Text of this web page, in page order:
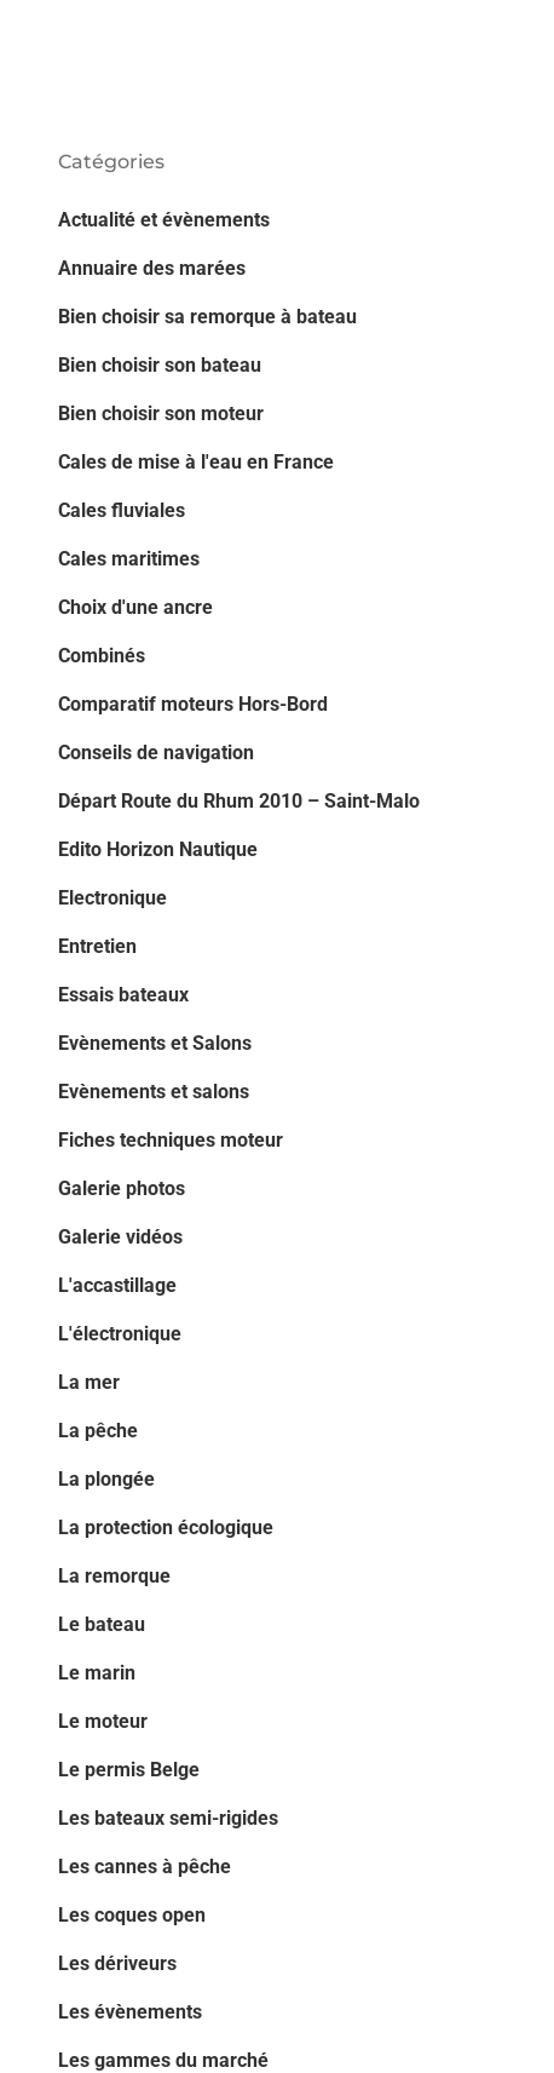
Catégories
Actualité et évènements
Annuaire des marées
Bien choisir sa remorque à bateau
Bien choisir son bateau
Bien choisir son moteur
Cales de mise à l'eau en France
Cales fluviales
Cales maritimes
Choix d'une ancre
Combinés
Comparatif moteurs Hors-Bord
Conseils de navigation
Départ Route du Rhum 2010 – Saint-Malo
Edito Horizon Nautique
Electronique
Entretien
Essais bateaux
Evènements et Salons
Evènements et salons
Fiches techniques moteur
Galerie photos
Galerie vidéos
L'accastillage
L'électronique
La mer
La pêche
La plongée
La protection écologique
La remorque
Le bateau
Le marin
Le moteur
Le permis Belge
Les bateaux semi-rigides
Les cannes à pêche
Les coques open
Les dériveurs
Les évènements
Les gammes du marché